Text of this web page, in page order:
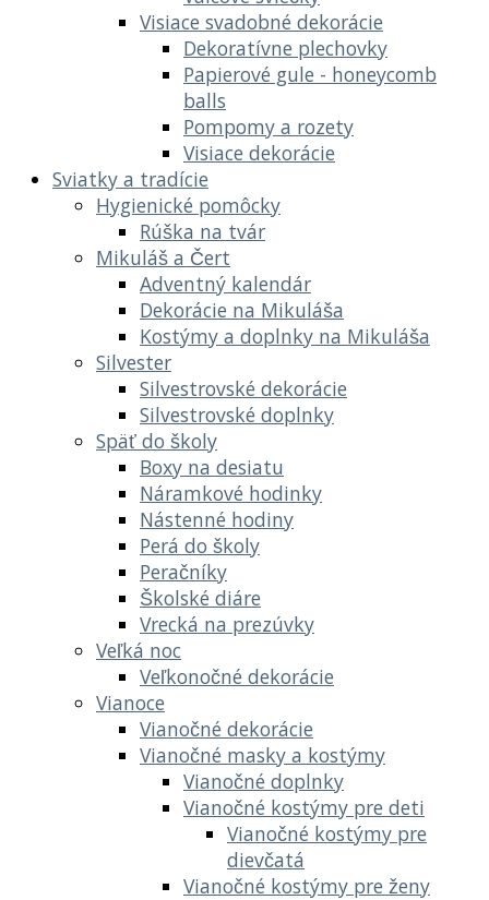
Visiace svadobné dekorácie
Dekoratívne plechovky
Papierové gule - honeycomb
balls
Pompomy a rozety
Visiace dekorácie
Sviatky a tradície
Hygienické pomôcky
Rúška na tvár
Mikuláš a Čert
Adventný kalendár
Dekorácie na Mikuláša
Kostýmy a doplnky na Mikuláša
Silvester
Silvestrovské dekorácie
Silvestrovské doplnky
Späť do školy
Boxy na desiatu
Náramkové hodinky
Nástenné hodiny
Perá do školy
Peračníky
Školské diáre
Vrecká na prezúvky
Veľká noc
Veľkonočné dekorácie
Vianoce
Vianočné dekorácie
Vianočné masky a kostýmy
Vianočné doplnky
Vianočné kostýmy pre deti
Vianočné kostýmy pre
dievčatá
Vianočné kostýmy pre ženy